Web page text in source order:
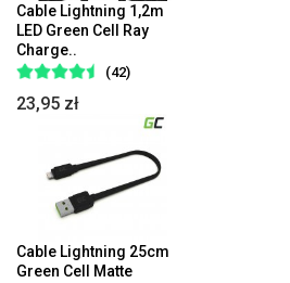
Cable Lightning 1,2m
LED Green Cell Ray
Charge..
(42)
23,95 zł
Cable Lightning 25cm
Green Cell Matte